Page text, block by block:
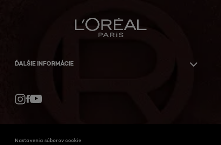
ĎALŠIE INFORMÁCIE
Nastavenia súborov cookie